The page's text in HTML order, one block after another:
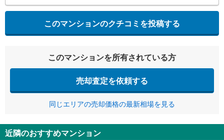
このマンションのクチコミを投稿する
このマンションを所有されている方
売却査定を依頼する
同じエリアの売却価格の最新相場を見る
近隣のおすすめマンション